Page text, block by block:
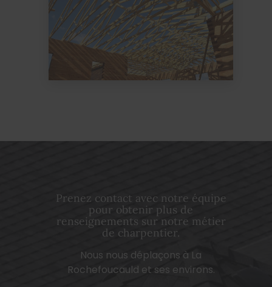
Prenez contact avec notre équipe
pour obtenir plus de
renseignements sur notre métier
de charpentier.
Nous nous déplaçons à La
Rochefoucauld et ses environs.